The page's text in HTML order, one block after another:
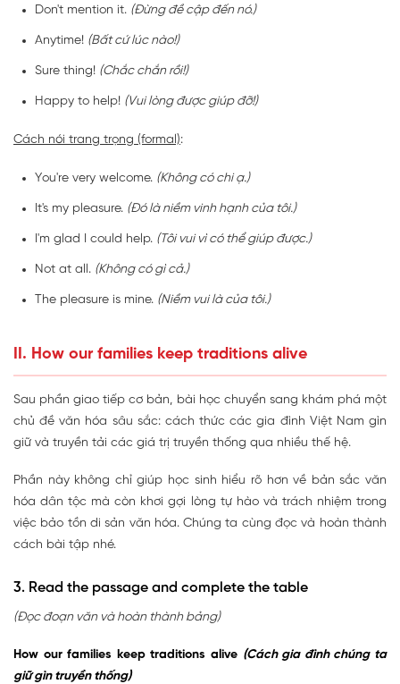
Don't mention it. (Đừng đề cập đến nó.)
Anytime! (Bất cứ lúc nào!)
Sure thing! (Chắc chắn rồi!)
Happy to help! (Vui lòng được giúp đỡ!)
Cách nói trang trọng (formal):
You're very welcome. (Không có chi ạ.)
It's my pleasure. (Đó là niềm vinh hạnh của tôi.)
I'm glad I could help. (Tôi vui vì có thể giúp được.)
Not at all. (Không có gì cả.)
The pleasure is mine. (Niềm vui là của tôi.)
II. How our families keep traditions alive
Sau phần giao tiếp cơ bản, bài học chuyển sang khám phá một
chủ đề văn hóa sâu sắc: cách thức các gia đình Việt Nam gìn
giữ và truyền tải các giá trị truyền thống qua nhiều thế hệ.
Phần này không chỉ giúp học sinh hiểu rõ hơn về bản sắc văn
hóa dân tộc mà còn khơi gợi lòng tự hào và trách nhiệm trong
việc bảo tồn di sản văn hóa. Chúng ta cùng đọc và hoàn thành
cách bài tập nhé.
3. Read the passage and complete the table
(Đọc đoạn văn và hoàn thành bảng)
How our families keep traditions alive (Cách gia đình chúng ta
giữ gìn truyền thống)